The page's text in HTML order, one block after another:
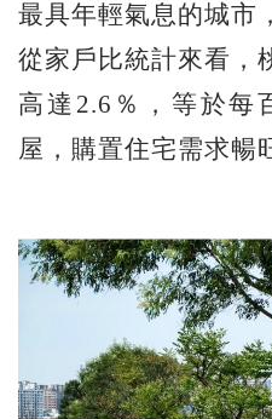
最具年輕氣息的城市
從家戶比統計來看，
高達2.6％，等於每
屋，購置住宅需求暢